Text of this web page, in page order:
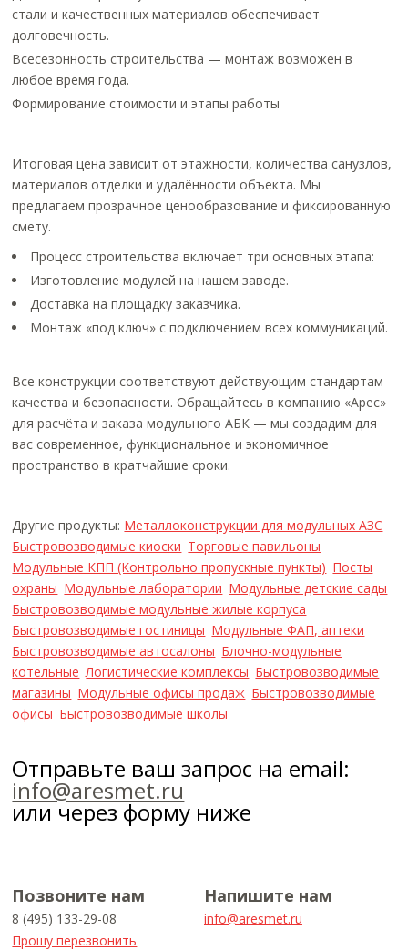
стали и качественных материалов обеспечивает
долговечность.
Всесезонность строительства — монтаж возможен в
любое время года.
Формирование стоимости и этапы работы
Итоговая цена зависит от этажности, количества санузлов,
материалов отделки и удалённости объекта. Мы
предлагаем прозрачное ценообразование и фиксированную
смету.
Процесс строительства включает три основных этапа:
Изготовление модулей на нашем заводе.
Доставка на площадку заказчика.
Монтаж «под ключ» с подключением всех коммуникаций.
Все конструкции соответствуют действующим стандартам
качества и безопасности. Обращайтесь в компанию «Арес»
для расчёта и заказа модульного АБК — мы создадим для
вас современное, функциональное и экономичное
пространство в кратчайшие сроки.
Другие продукты: Металлоконструкции для модульных АЗС
Быстровозводимые киоски Торговые павильоны
Модульные КПП (Контрольно пропускные пункты) Посты
охраны Модульные лаборатории Модульные детские сады
Быстровозводимые модульные жилые корпуса
Быстровозводимые гостиницы Модульные ФАП, аптеки
Быстровозводимые автосалоны Блочно-модульные
котельные Логистические комплексы Быстровозводимые
магазины Модульные офисы продаж Быстровозводимые
офисы Быстровозводимые школы
Отправьте ваш запрос на email:
info@aresmet.ru
или через форму ниже
Позвоните нам
8 (495) 133-29-08
Прошу перезвонить
Напишите нам
info@aresmet.ru